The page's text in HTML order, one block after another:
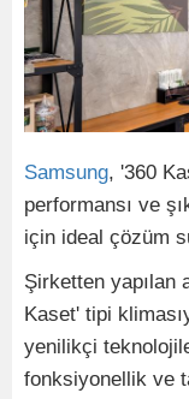
Samsung, '360
performansı ve
için ideal çözüm
Şirketten yapılan
Kaset' tipi
yenilikçi
fonksiyonellik ve